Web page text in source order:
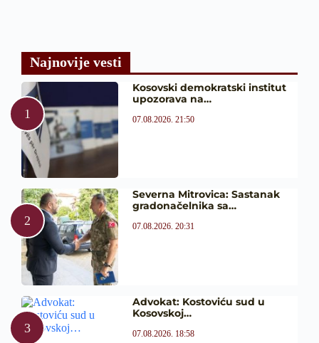
Najnovije vesti
Kosovski demokratski institut
upozorava na…
07.08.2026. 21:50
Severna Mitrovica: Sastanak
gradonačelnika sa…
07.08.2026. 20:31
Advokat: Kostoviću sud u
Kosovskoj…
07.08.2026. 18:58